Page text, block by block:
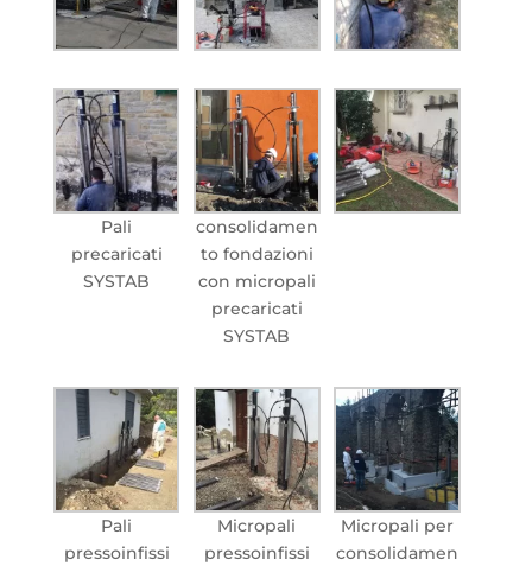
Pali
precaricati
SYSTAB
consolidamen
to fondazioni
con micropali
precaricati
SYSTAB
Pali
pressoinfissi
Micropali
pressoinfissi
Micropali per
consolidamen